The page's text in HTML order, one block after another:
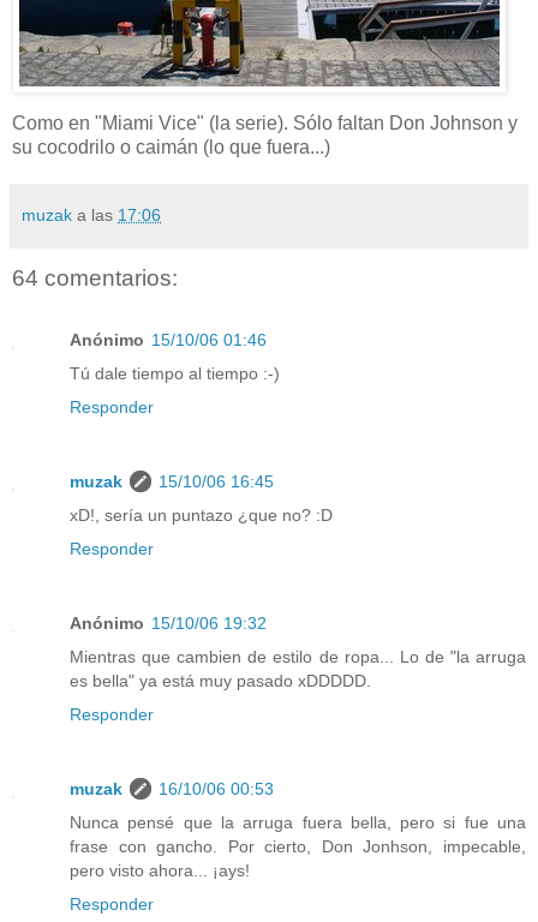
Como en "Miami Vice" (la serie). Sólo faltan Don Johnson y
su cocodrilo o caimán (lo que fuera...)
muzak a las 17:06
64 comentarios:
Anónimo 15/10/06 01:46
Tú dale tiempo al tiempo :-)
Responder
muzak
15/10/06 16:45
xD!, sería un puntazo ¿que no? :D
Responder
Anónimo 15/10/06 19:32
Mientras que cambien de estilo de ropa... Lo de "la arruga
es bella" ya está muy pasado xDDDDD.
Responder
muzak
16/10/06 00:53
Nunca pensé que la arruga fuera bella, pero si fue una
frase con gancho. Por cierto, Don Jonhson, impecable,
pero visto ahora... ¡ays!
Responder